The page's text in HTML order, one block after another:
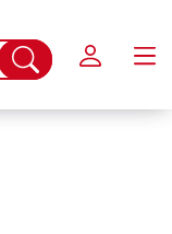
Suche
abschicken